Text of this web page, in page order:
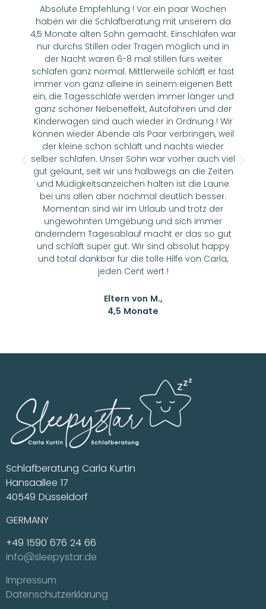
Absolute Empfehlung ! Vor ein paar Wochen
haben wir die Schlafberatung mit unserem da
4,5 Monate alten Sohn gemacht. Einschlafen war
nur durchs Stillen oder Tragen möglich und in
der Nacht waren 6-8 mal stillen fürs weiter
schlafen ganz normal. Mittlerweile schläft er fast
immer von ganz alleine in seinem eigenen Bett
ein, die Tagesschläfe werden immer länger und
ganz schöner Nebeneffekt, Autofahren und der
Kinderwagen sind auch wieder in Ordnung ! Wir
können wieder Abende als Paar verbringen, weil
der kleine schon schläft und nachts wieder
selber schlafen. Unser Sohn war vorher auch viel
gut gelaunt, seit wir uns halbwegs an die Zeiten
und Müdigkeitsanzeichen halten ist die Laune
bei uns allen aber nochmal deutlich besser.
Momentan sind wir im Urlaub und trotz der
ungewohnten Umgebung und sich immer
änderndem Tagesablauf macht er das so gut
und schläft super gut. Wir sind absolut happy
und total dankbar für die tolle Hilfe von Carla,
jeden Cent wert !
Eltern von M.,
4,5 Monate
Schlafberatung Carla Kurtin
Hansaallee 17
40549 Düsseldorf
GERMANY
+49 1590 676 24 66
info@sleepystar.de
Impressum
Datenschutzerklärung